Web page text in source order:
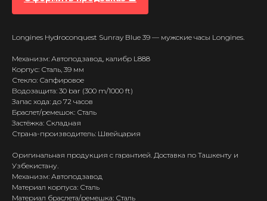
Longines Hydroconquest Sunray Blue 39 — мужские часы Longines.
Механизм: Автоподзавод, калибр L888
Корпус: Сталь, 39 мм
Стекло: Сапфировое
Водозащита: 30 bar (300 m/1000 ft)
Запас хода: до 72 часов
Браслет/ремешок: Сталь
Застёжка: Складная
Страна-производитель: Швейцария
Оригинальная продукция с гарантией. Доставка по Ташкенту и
Узбекистану.
Механизм: Автоподзавод
Материал корпуса: Сталь
Материал браслета/ремешка: Сталь